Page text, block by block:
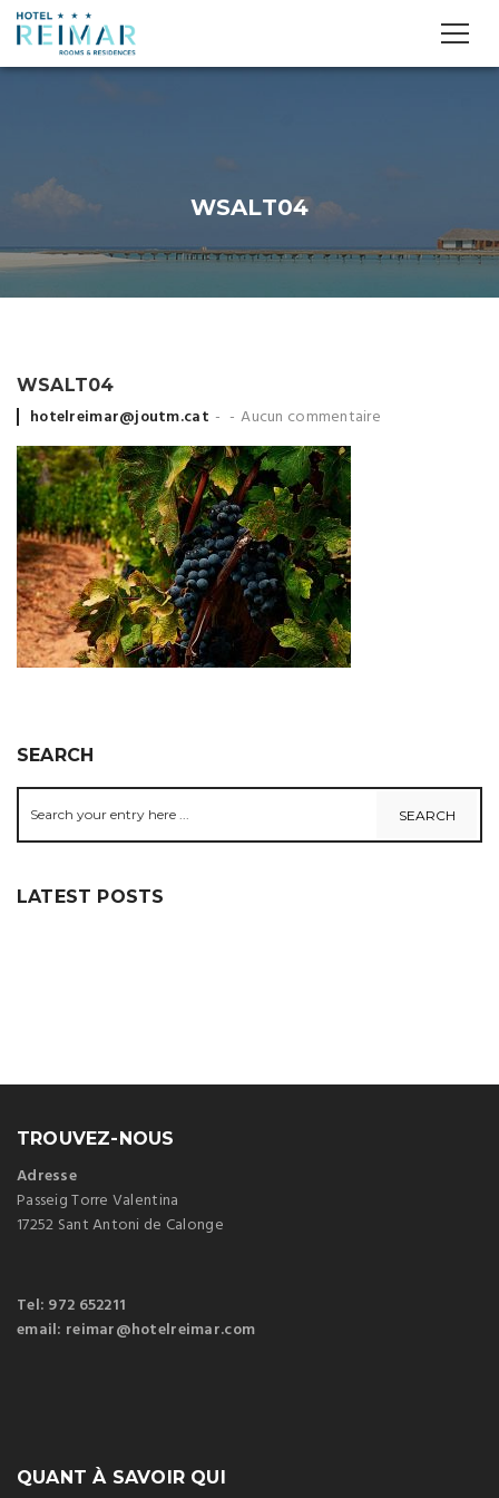
WSALT04
WSALT04
Posted
by
hotelreimar@joutm.cat Aucun commentaire
SEARCH
LATEST POSTS
TROUVEZ-NOUS
Adresse
Passeig Torre Valentina
17252 Sant Antoni de Calonge
Tel: 972 652211
email: reimar@hotelreimar.com
QUANT À SAVOIR QUI